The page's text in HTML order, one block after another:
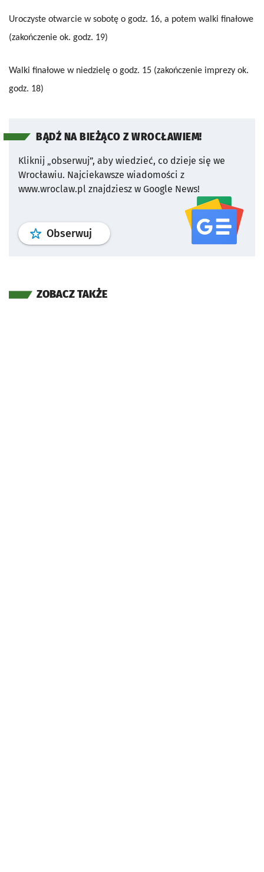
Uroczyste otwarcie w sobotę o godz. 16, a potem walki finałowe
(zakończenie ok. godz. 19)
Walki finałowe w niedzielę o godz. 15 (zakończenie imprezy ok.
godz. 18)
BĄDŹ NA BIEŻĄCO Z WROCŁAWIEM!
Kliknij „obserwuj”, aby wiedzieć, co dzieje się we
Wrocławiu. Najciekawsze wiadomości z
www.wroclaw.pl znajdziesz w Google News!
Obserwuj profil serwisu
ZOBACZ TAKŻE